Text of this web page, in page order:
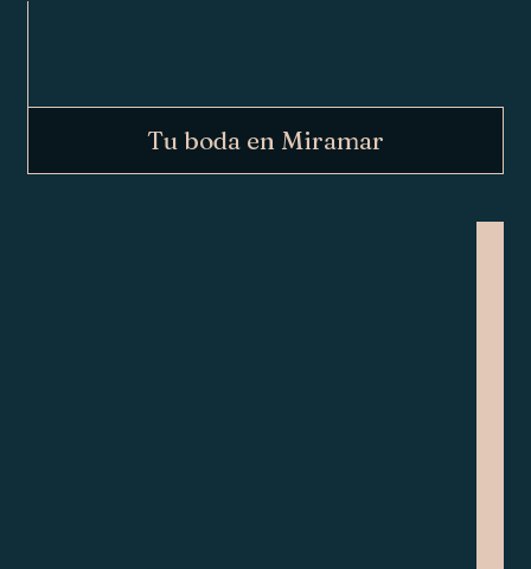
Tu boda en Miramar